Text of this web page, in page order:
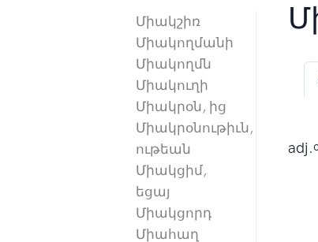
Միակշիռ
Միակողմանի
Միակողմն
Միակուղի
Միակրօն, ից
Միակրօնութիւն,
ութեան
Միակցիմ,
եցայ
Միակցորդ
Միահաղ
adj.